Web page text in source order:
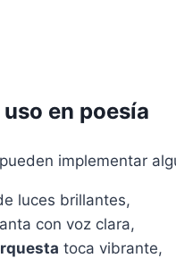
en poesía
implementar
luces brillantes,
con voz clara,
toca vibrante,